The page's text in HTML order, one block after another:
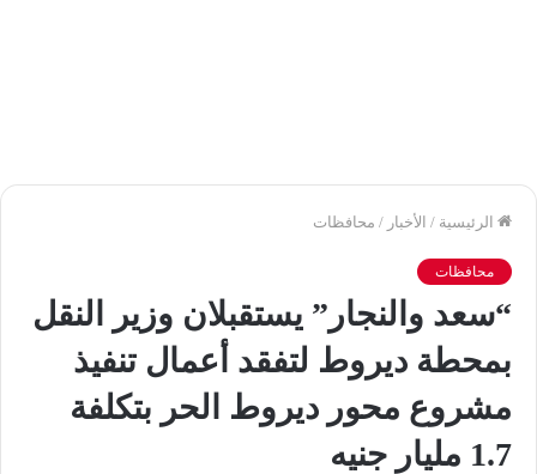
الرئيسية / الأخبار / محافظات
محافظات
“سعد والنجار” يستقبلان وزير النقل
بمحطة ديروط لتفقد أعمال تنفيذ
مشروع محور ديروط الحر بتكلفة
1.7 مليار جنيه